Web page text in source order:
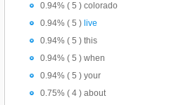
0.94% ( 5 ) colorado
0.94% ( 5 ) live
0.94% ( 5 ) this
0.94% ( 5 ) when
0.94% ( 5 ) your
0.75% ( 4 ) about